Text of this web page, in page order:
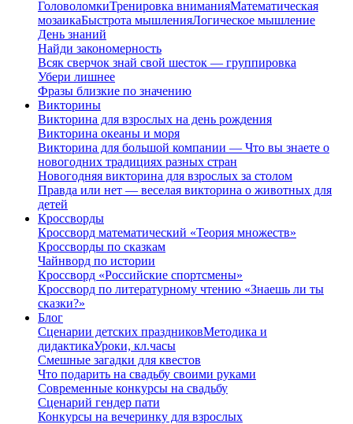
ГоловоломкиТренировка вниманияМатематическая
мозаикаБыстрота мышленияЛогическое мышление
День знаний
Найди закономерность
Всяк сверчок знай свой шесток — группировка
Убери лишнее
Фразы близкие по значению
Викторины
Викторина для взрослых на день рождения
Викторина океаны и моря
Викторина для большой компании — Что вы знаете о
новогодних традициях разных стран
Новогодняя викторина для взрослых за столом
Правда или нет — веселая викторина о животных для
детей
Кроссворды
Кроссворд математический «Теория множеств»
Кроссворды по сказкам
Чайнворд по истории
Кроссворд «Российские спортсмены»
Кроссворд по литературному чтению «Знаешь ли ты
сказки?»
Блог
Сценарии детских праздниковМетодика и
дидактикаУроки, кл.часы
Смешные загадки для квестов
Что подарить на свадьбу своими руками
Современные конкурсы на свадьбу
Сценарий гендер пати
Конкурсы на вечеринку для взрослых